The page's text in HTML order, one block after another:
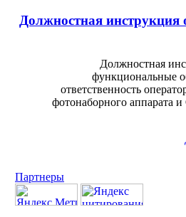
Должностная
Должностная
функциональные
ответственность
фотонаборного аппарата
Партнеры